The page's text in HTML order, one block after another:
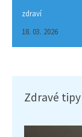
zdraví
18. 03. 2026
Zdravé tipy